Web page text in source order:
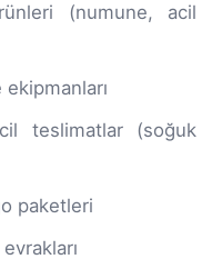
(numune, acil
teslimatlar (soğuk
paketleri